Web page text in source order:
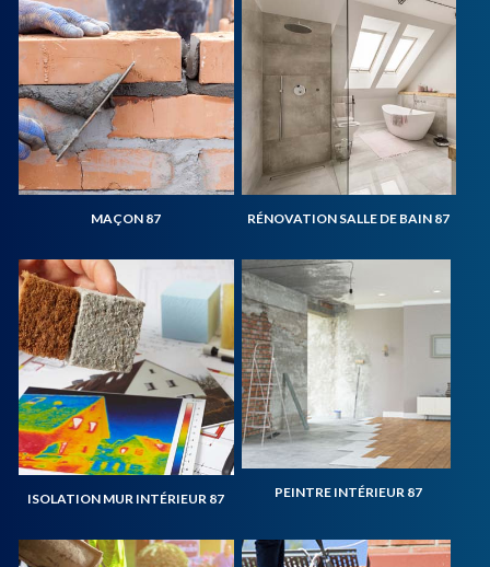
MAÇON 87 RÉNOVATION SALLE DE BAIN 87
ISOLATION MUR INTÉRIEUR 87 PEINTRE INTÉRIEUR 87